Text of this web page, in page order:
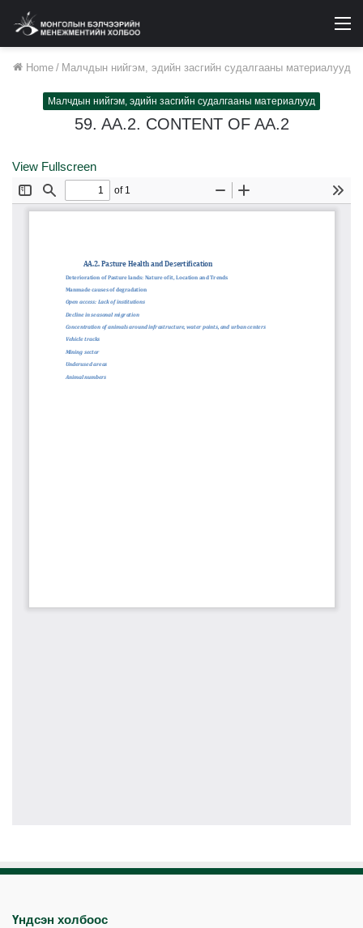
Home / Малчдын нийгэм, эдийн засгийн судалгааны материалууд
Малчдын нийгэм, эдийн засгийн судалгааны материалууд
59. AA.2. CONTENT OF AA.2
View Fullscreen
Үндсэн холбоос